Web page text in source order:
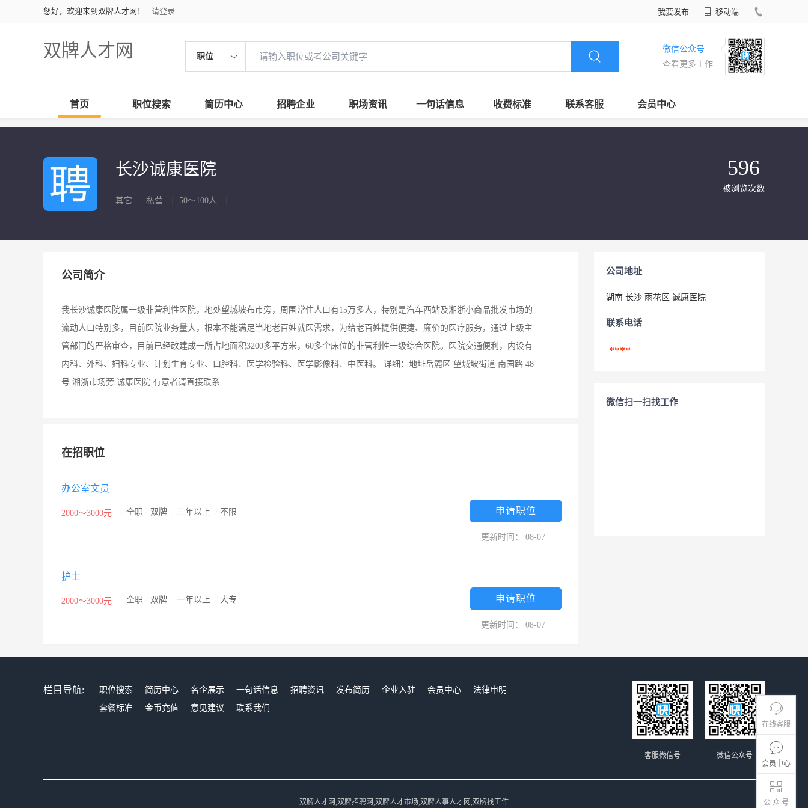
您好，欢迎来到双牌人才网！ 请登录 我要发布 移动端
双牌人才网 职位
微信公众号
查看更多工作
首页 职位搜索 简历中心 招聘企业 职场资讯 一句话信息 收费标准 联系客服 会员中心
在线客服
会员中心
公 众 号
长沙诚康医院
其它 私营 50～100人
596
被浏览次数
公司简介
我长沙诚康医院属一级非营利性医院，地处望城坡布市旁，周围常住人口有15万多人，特别是汽车西站及湘浙小商品批发市场的
流动人口特别多，目前医院业务量大，根本不能满足当地老百姓就医需求，为给老百姓提供便捷、廉价的医疗服务，通过上级主
管部门的严格审查，目前已经改建成一所占地面积3200多平方米，60多个床位的非营利性一级综合医院。医院交通便利，内设有
内科、外科、妇科专业、计划生育专业、口腔科、医学检验科、医学影像科、中医科。 详细：地址岳麓区 望城坡街道 南园路 48
号 湘浙市场旁 诚康医院 有意者请直接联系
在招职位
办公室文员
2000～3000元 全职 双牌 三年以上 不限 申请职位
更新时间： 08-07
护士
2000～3000元 全职 双牌 一年以上 大专 申请职位
更新时间： 08-07
公司地址
湖南 长沙 雨花区 诚康医院
联系电话
****
微信扫一扫找工作
栏目导航: 职位搜索 简历中心 名企展示 一句话信息 招聘资讯 发布简历 企业入驻 会员中心
法律申明
套餐标准
金币充值 意见建议 联系我们
微信公众号
客服微信号
双牌人才网,双牌招聘网,双牌人才市场,双牌人事人才网,双牌找工作